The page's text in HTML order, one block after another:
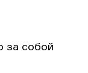
за собой